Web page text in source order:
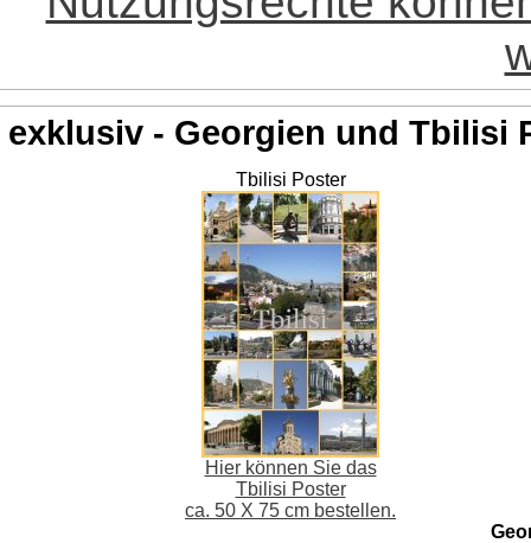
exklusiv - Georgien und Tbilisi
Tbilisi Poster
Hier können Sie das
Tbilisi Poster
ca. 50 X 75 cm bestellen.